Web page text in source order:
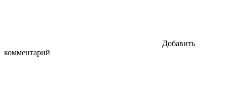
Добавить
комментарий